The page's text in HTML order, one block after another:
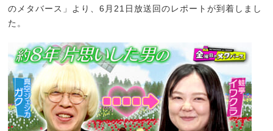
のメタバース」より、6月21日放送回のレポートが到着しまし
た。